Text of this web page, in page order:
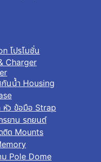
โปรโมชั่น
Charger
กันน้ำ Housing
หัว ข้อมือ Strap
ยาน รถยนต์
ด Mounts
ม Pole Dome